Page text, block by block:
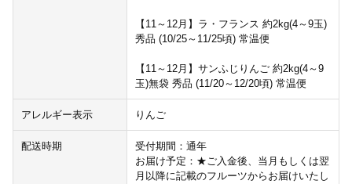
【11～12月】ラ・フランス 約2kg(4～9玉)
秀品 (10/25～11/25頃) 常温便
【11～12月】サンふじりんご 約2kg(4～9
玉)無袋 秀品 (11/20～12/20頃) 常温便
アレルギー表示 りんご
配送時期
受付期間：通年
お届け予定：★ご入金後、当月もしくは翌
月以降に記載のフルーツからお届けいたし